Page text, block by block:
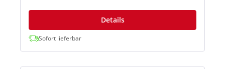
Details
Sofort lieferbar